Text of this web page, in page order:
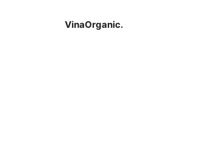
VinaOrganic.